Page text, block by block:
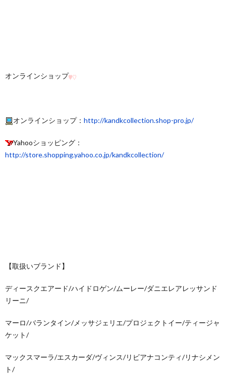
オンラインショップ
オンラインショップ： http://kandkcollection.shop-pro.jp/
Yahooショッピング：
http://store.shopping.yahoo.co.jp/kandkcollection/
【取扱いブランド】
ディースクエアード/ハイドロゲン/ムーレー/ダニエレアレッサンド
リーニ/
マーロ/バランタイン/メッサジェリエ/プロジェクトイー/ティージャ
ケット/
マックスマーラ/エスカーダ/ヴィンス/リビアナコンティ/リナシメン
ト/